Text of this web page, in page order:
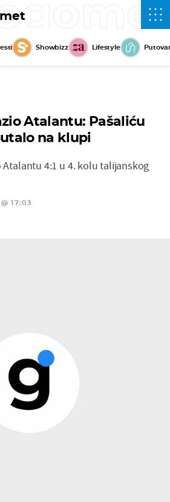
Showbizz Lifestyle
Atalantu: Pašaliću
na klupi
4:1 u 4. kolu talijanskog
17:03